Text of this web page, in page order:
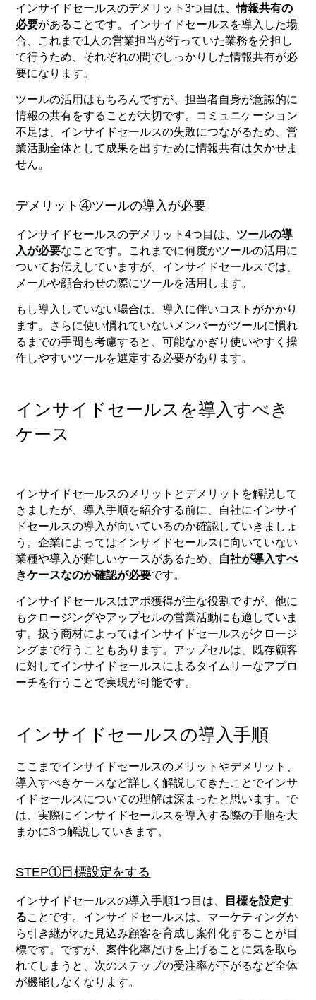
インサイドセールスのデメリット3つ目は、情報共有の
必要があることです。インサイドセールスを導入した場
合、これまで1人の営業担当が行っていた業務を分担し
て行うため、それぞれの間でしっかりした情報共有が必
要になります。
ツールの活用はもちろんですが、担当者自身が意識的に
情報の共有をすることが大切です。コミュニケーション
不足は、インサイドセールスの失敗につながるため、営
業活動全体として成果を出すために情報共有は欠かせま
せん。
デメリット④ツールの導入が必要
インサイドセールスのデメリット4つ目は、 ツールの導
入が必要なことです。これまでに何度かツールの活用に
ついてお伝えしていますが、インサイドセールスでは、
メールや顔合わせの際にツールを活用します。
もし導入していない場合は、導入に伴いコストがかかり
ます。さらに使い慣れていないメンバーがツールに慣れ
るまでの手間も考慮すると、可能なかぎり使いやすく操
作しやすいツールを選定する必要があります。
インサイドセールスを導入すべき
ケース
インサイドセールスのメリットとデメリットを解説して
きましたが、導入手順を紹介する前に、自社にインサイ
ドセールスの導入が向いているのか確認していきましょ
う。企業によってはインサイドセールスに向いていない
業種や導入が難しいケースがあるため、 自社が導入すべ
きケースなのか確認が必要です。
インサイドセールスはアポ獲得が主な役割ですが、他に
もクロージングやアップセルの営業活動にも適していま
す。扱う商材によってはインサイドセールスがクロージ
ングまで行うこともあります。アップセルは、既存顧客
に対してインサイドセールスによるタイムリーなアプロ
ーチを行うことで実現が可能です。
インサイドセールスの導入手順
ここまでインサイドセールスのメリットやデメリット、
導入すべきケースなど詳しく解説してきたことでインサ
イドセールスについての理解は深まったと思います。で
は、実際にインサイドセールスを導入する際の手順を大
まかに3つ解説していきます。
STEP①目標設定をする
インサイドセールスの導入手順1つ目は、
目標を設定す
ることです。インサイドセールスは、マーケティングか
ら引き継がれた見込み顧客を育成し案件化することが目
標です。ですが、案件化率だけを上げることに気を取ら
れてしまうと、次のステップの受注率が下がるなど全体
が機能しなくなります。